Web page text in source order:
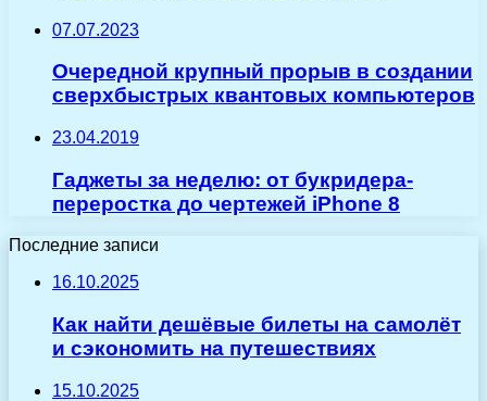
07.07.2023
Очередной крупный прорыв в создании
сверхбыстрых квантовых компьютеров
23.04.2019
Гаджеты за неделю: от букридера-
переростка до чертежей iPhone 8
Последние записи
16.10.2025
Как найти дешёвые билеты на самолёт
и сэкономить на путешествиях
15.10.2025